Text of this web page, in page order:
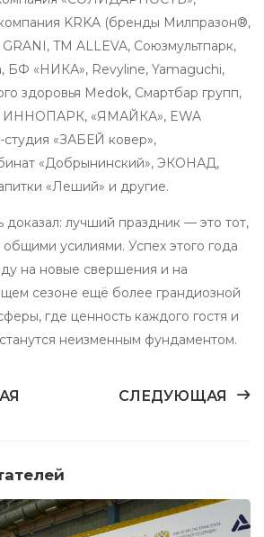
KRKA (бренды Милпразон®,
TM ALLEVA, Союзмультпарк,
БФ «НИКА», Revyline, Yamaguchi,
здоровья Medok, Смартбар групп,
ИННОПАРК, «ЯМАЙКА», EWA
студия «ЗАБЕЙ ковер»,
«Добрынинский», ЭКОНАД,
«Леший» и другие.
доказал: лучший праздник — это тот,
усилиями. Успех этого года
на новые свершения и на
сезоне ещё более грандиозной
где ценность каждого гостя и
неизменным фундаментом.
СЛЕДУЮЩАЯ